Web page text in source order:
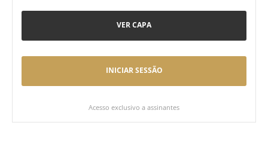
VER CAPA
INICIAR SESSÃO
Acesso exclusivo a assinantes